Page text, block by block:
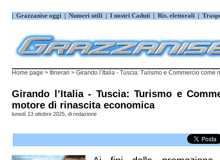
| Grazzanise oggi | Numeri utili | I nostri Caduti | Ris. elettorali |
Home page > Itinerari > Girando l’Italia - Tuscia: Turismo e Commercio come
Girando l’Italia - Tuscia: Turismo e
motore di rinascita economica
lunedì 13 ottobre 2025, di redazione